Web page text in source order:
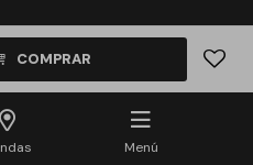
Menú
COMPRAR